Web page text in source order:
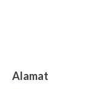
Alamat